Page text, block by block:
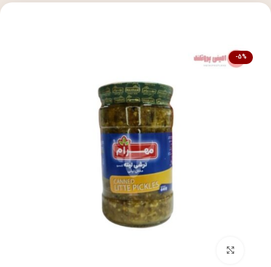
-5%